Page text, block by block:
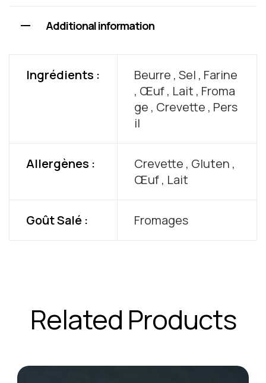
Additional information
Ingrédients :
Beurre , Sel , Farine
, Œuf , Lait , Froma
ge , Crevette , Pers
il
Allergènes :
Crevette , Gluten ,
Œuf , Lait
Goût Salé : Fromages
Related Products